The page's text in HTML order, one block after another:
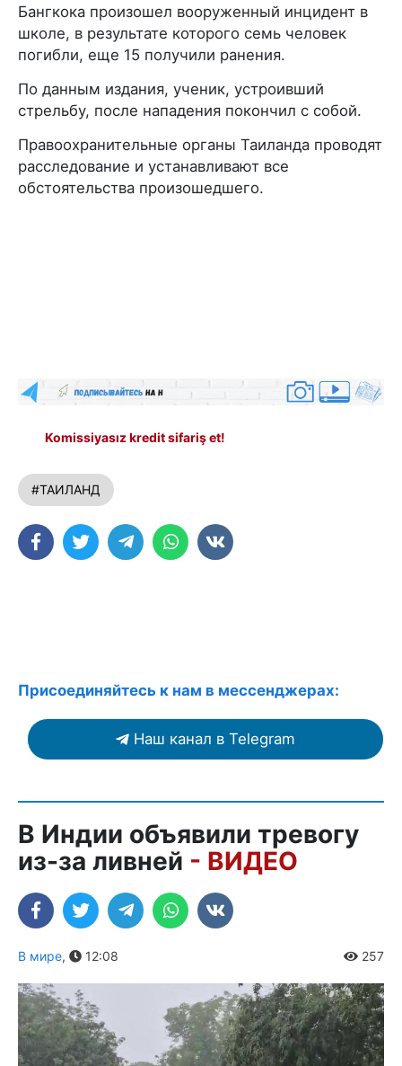
Бангкока произошел вооруженный инцидент в
школе, в результате которого семь человек
погибли, еще 15 получили ранения.
По данным издания, ученик, устроивший
стрельбу, после нападения покончил с собой.
Правоохранительные органы Таиланда проводят
расследование и устанавливают все
обстоятельства произошедшего.
Komissiyasız kredit sifariş et!
#ТАИЛАНД
Присоединяйтесь к нам в мессенджерах:
Наш канал в Telegram
В Индии объявили тревогу
из-за ливней - ВИДЕО
В мире, 12:08 257